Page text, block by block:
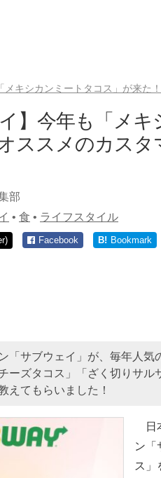
メキシカンミートタコス」が来
イ】今年も「メ
ススメのカスタ
部
• 食 • ライフスタイル
Facebook B! Bookmark
「サブウェイ」が、毎年人
ズタコス」「ざく切りサル
えてもらいました！
日
ン「
ス」